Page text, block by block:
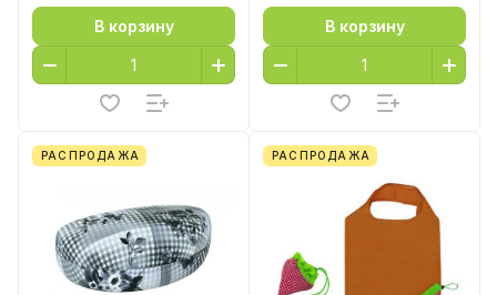
В корзину В корзину
РАСПРОДАЖА РАСПРОДАЖА